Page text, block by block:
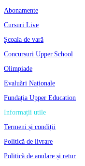
Abonamente
Cursuri Live
Școala de vară
Concursuri Upper.School
Olimpiade
Evaluări Naționale
Fundația Upper Education
Informații utile
Termeni și condiții
Politică de livrare
Politică de anulare și retur